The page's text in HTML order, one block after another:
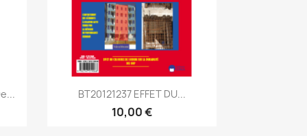
Aperçu rapide
BT20121237 EFFET DU...
10,00 €